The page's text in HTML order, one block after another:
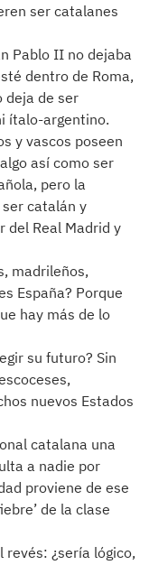
ser catalanes
Pablo II no dejaba
dentro de Roma,
deja de ser
ítalo-argentino.
y vascos poseen
así como ser
pero la
catalán y
del Real Madrid y
madrileños,
España? Porque
hay más de lo
su futuro? Sin
nuevos Estados
catalana una
a nadie por
proviene de ese
de la clase
¿sería lógico,